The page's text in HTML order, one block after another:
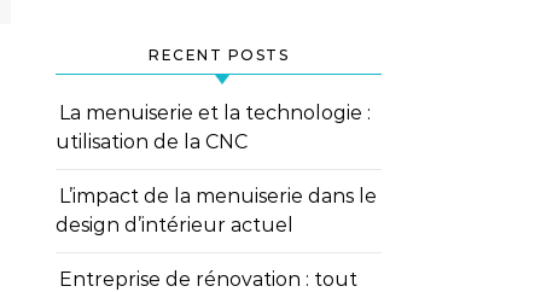
RECENT POSTS
La menuiserie et la technologie :
utilisation de la CNC
L’impact de la menuiserie dans le
design d’intérieur actuel
Entreprise de rénovation : tout